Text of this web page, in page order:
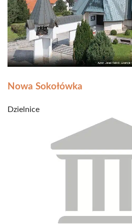
Nowa Sokołówka
Dzielnice